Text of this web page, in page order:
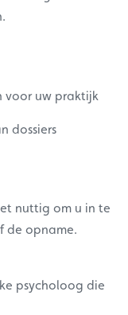
voor uw praktijk
dossiers
nuttig om u in te
de opname.
psycholoog die